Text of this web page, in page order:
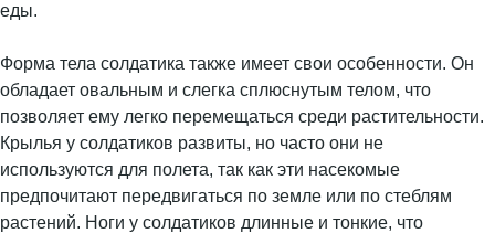
еды.
Форма тела солдатика также имеет свои особенности. Он
обладает овальным и слегка сплюснутым телом, что
позволяет ему легко перемещаться среди растительности.
Крылья у солдатиков развиты, но часто они не
используются для полета, так как эти насекомые
предпочитают передвигаться по земле или по стеблям
растений. Ноги у солдатиков длинные и тонкие, что